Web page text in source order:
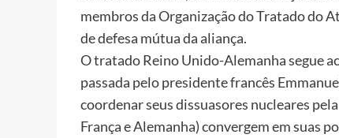
membros da Organização do Tratado do
de defesa mútua da aliança.
O tratado Reino Unido-Alemanha segue
passada pelo presidente francês
coordenar seus dissuasores nucleares
França e Alemanha) convergem em suas